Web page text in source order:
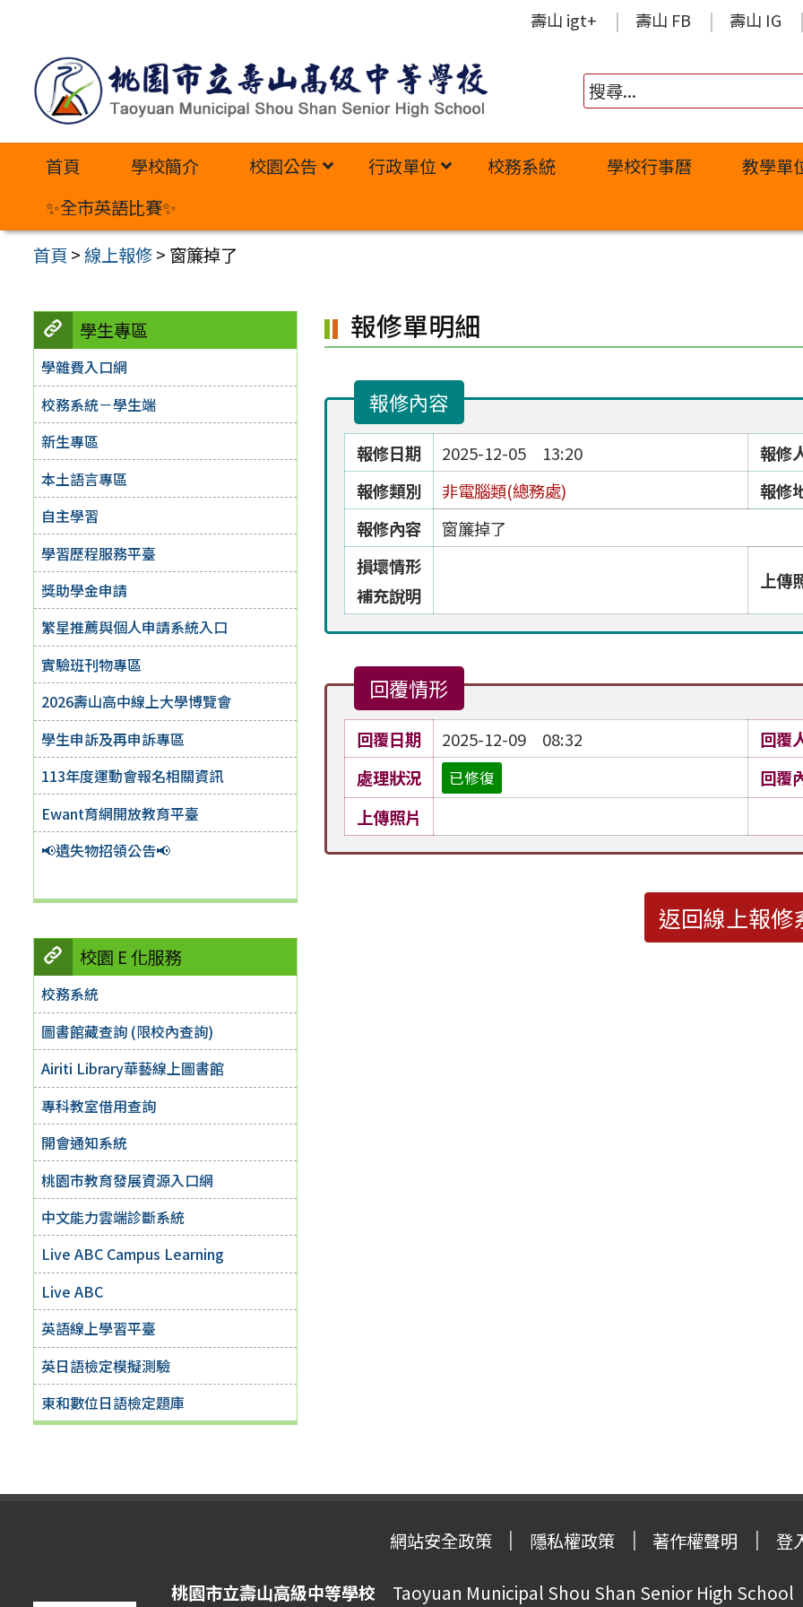
內
壽山 igt+ 壽山 FB 壽山 IG
首頁 學校簡介 校園公告 行政單位 校務系統 學校行事曆
教學單
✨全市英語比賽✨
首頁 >線上報修> 窗簾掉了
學生專區
學雜費入口網
校務系統－學生端
新生專區
本土語言專區
自主學習
學習歷程服務平臺
獎助學金申請
繁星推薦與個人申請系統入口
實驗班刊物專區
2026壽山高中線上大學博覽會
學生申訴及再申訴專區
113年度運動會報名相關資訊
Ewant育網開放教育平臺
📢遺失物招領公告📢
校園 E 化服務
校務系統
圖書館藏查詢 (限校內查詢)
Airiti Library華藝線上圖書館
專科教室借用查詢
開會通知系統
桃園市教育發展資源入口網
中文能力雲端診斷系統
Live ABC Campus Learning
Live ABC
英語線上學習平臺
英日語檢定模擬測驗
東和數位日語檢定題庫
報修單明細
報修內容
報修日期 2025-12-05 13:20
報修
報修類別
非電腦類(總務處)
報修
報修內容
窗簾掉了
損壞情形
補充說明
上傳
回覆情形
回覆日期 2025-12-09 08:32
回覆
處理狀況
已修復
回覆
上傳照片
返回線上報修
網站安全政策 隱私權政策 著作權聲明 登
桃園市立壽山高級中等學校 Taoyuan Municipal Shou Shan Senior High School